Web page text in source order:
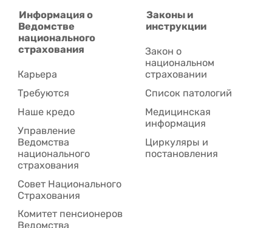
Информация о
Ведомстве
национального
страхования
Карьера
Требуются
Наше кредо
Управление
Ведомства
национального
страхования
Совет Национального
Cтрахования
Комитет пенсионеров
Ведомства
Законы и
инструкции
Закон о
национальном
страховании
Список патологий
Медицинская
информация
Циркуляры и
постановления